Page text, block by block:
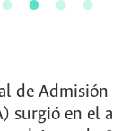
de
surgió en el